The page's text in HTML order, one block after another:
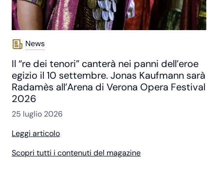
News
Il “re dei tenori” canterà nei panni dell’eroe
egizio il 10 settembre. Jonas Kaufmann sarà
Radamès all’Arena di Verona Opera Festival
2026
25 luglio 2026
Leggi articolo
Scopri tutti i contenuti del magazine